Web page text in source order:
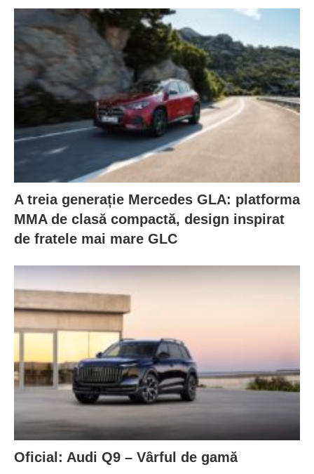
A treia generație Mercedes GLA: platforma
MMA de clasă compactă, design inspirat
de fratele mai mare GLC
Oficial: Audi Q9 – Vârful de gamă